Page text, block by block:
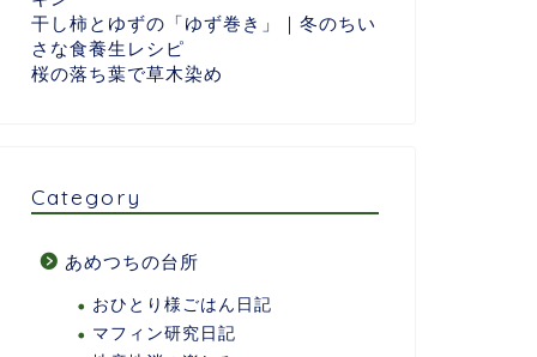
干し柿とゆずの「ゆず巻き」｜冬のちい
さな食養生レシピ
桜の落ち葉で草木染め
Category
あめつちの台所
おひとり様ごはん日記
マフィン研究日記